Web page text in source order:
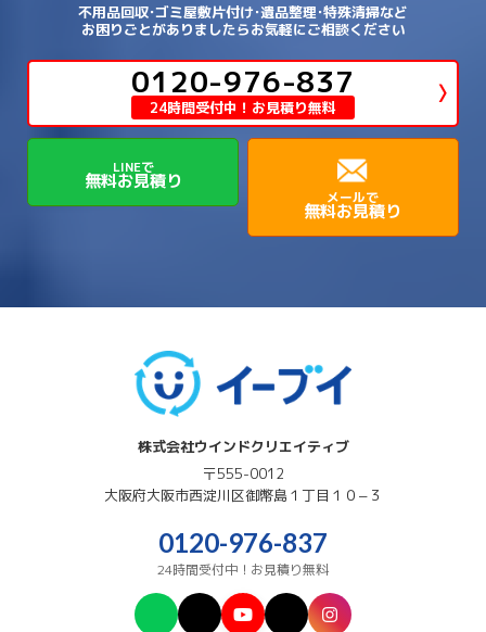
不用品回収･ゴミ屋敷片付け･遺品整理･特殊清掃など
お困りごとがありましたらお気軽にご相談ください
0120-976-837
24時間受付中！お見積り無料
LINEで
無料お見積り
メールで
無料お見積り
株式会社ウインドクリエイティブ
〒555-0012
大阪府大阪市西淀川区御幣島１丁目１０−３
0120-976-837
24時間受付中！お見積り無料